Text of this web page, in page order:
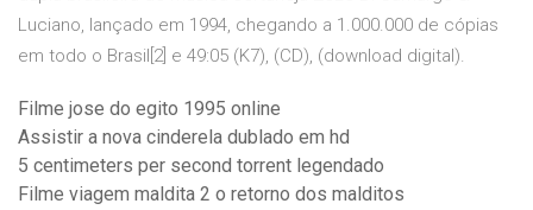
Luciano, lançado em 1994, chegando a 1.000.000 de cópias
em todo o Brasil[2] e 49:05 (K7), (CD), (download digital).
Filme jose do egito 1995 online
Assistir a nova cinderela dublado em hd
5 centimeters per second torrent legendado
Filme viagem maldita 2 o retorno dos malditos